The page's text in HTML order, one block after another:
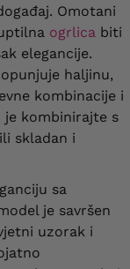
Omotani
ogrlica biti
elegancije.
haljinu,
kombinacije i
je kombinirajte s
skladan i
sa
je savršen
uzorak i